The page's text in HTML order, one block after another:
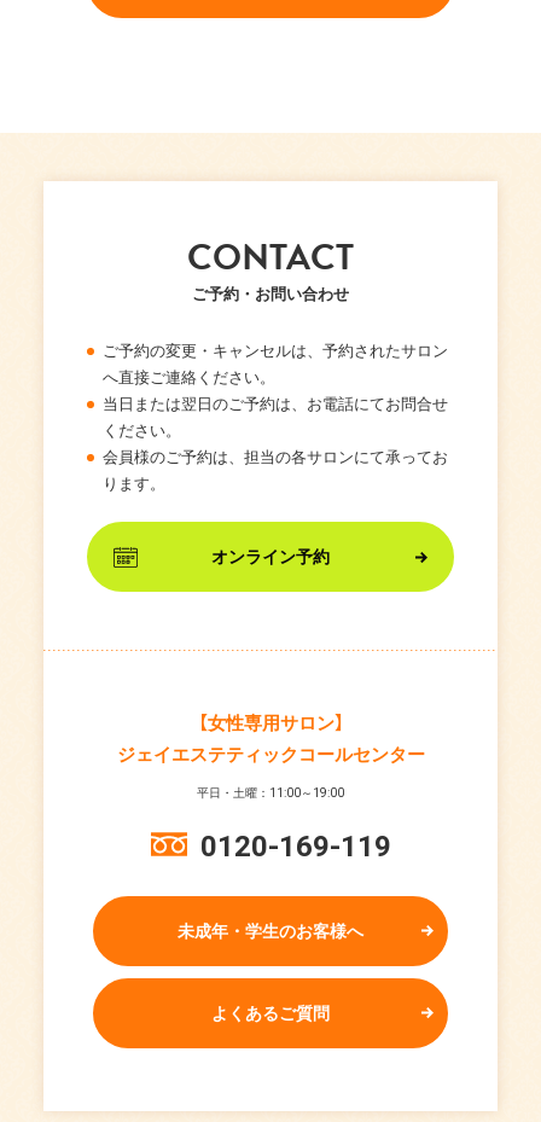
CONTACT
ご予約・お問い合わせ
ご予約の変更・キャンセルは、予約されたサロン
へ直接ご連絡ください。
当日または翌日のご予約は、お電話にてお問合せ
ください。
会員様のご予約は、担当の各サロンにて承ってお
ります。
オンライン予約
【女性専用サロン】
ジェイエステティックコールセンター
平日・土曜：11:00～19:00
0120-169-119
未成年・学生のお客様へ
よくあるご質問